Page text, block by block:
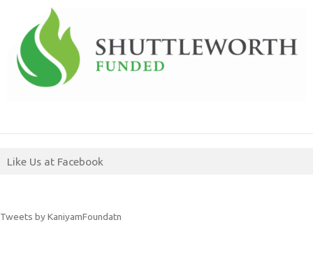
Like Us at Facebook
Tweets by KaniyamFoundatn